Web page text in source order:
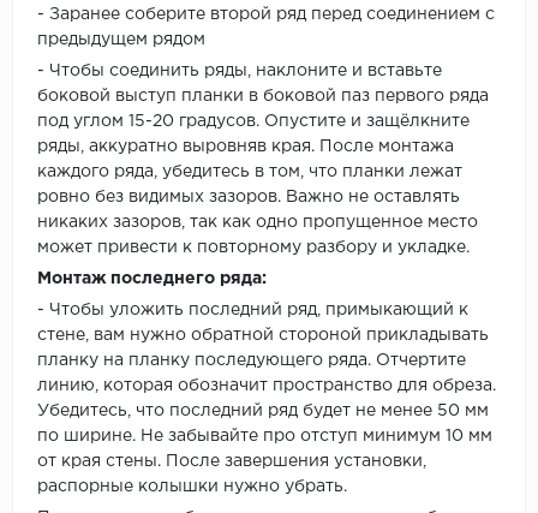
- Заранее соберите второй ряд перед соединением с
предыдущем рядом
- Чтобы соединить ряды, наклоните и вставьте
боковой выступ планки в боковой паз первого ряда
под углом 15-20 градусов. Опустите и защёлкните
ряды, аккуратно выровняв края. После монтажа
каждого ряда, убедитесь в том, что планки лежат
ровно без видимых зазоров. Важно не оставлять
никаких зазоров, так как одно пропущенное место
может привести к повторному разбору и укладке.
Монтаж последнего ряда:
- Чтобы уложить последний ряд, примыкающий к
стене, вам нужно обратной стороной прикладывать
планку на планку последующего ряда. Отчертите
линию, которая обозначит пространство для обреза.
Убедитесь, что последний ряд будет не менее 50 мм
по ширине. Не забывайте про отступ минимум 10 мм
от края стены. После завершения установки,
распорные колышки нужно убрать.